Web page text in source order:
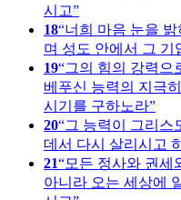
시고
18 너희 마음 눈을 밝
며 성도 안에서 그 기
19 그의 힘의 강력으
베푸신 능력의 지극
시기를 구하노라
20 그 능력이 그리스
데서 다시 살리시고
21
모든 정사와 권세
아니라 오는 세상에